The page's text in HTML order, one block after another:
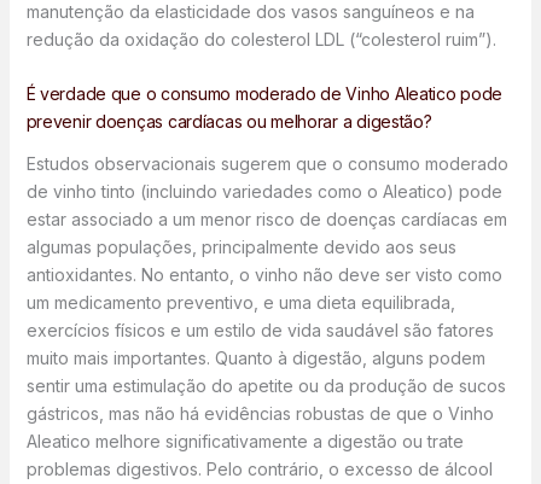
manutenção da elasticidade dos vasos sanguíneos e na
redução da oxidação do colesterol LDL (“colesterol ruim”).
É verdade que o consumo moderado de Vinho Aleatico pode
prevenir doenças cardíacas ou melhorar a digestão?
Estudos observacionais sugerem que o consumo moderado
de vinho tinto (incluindo variedades como o Aleatico) pode
estar associado a um menor risco de doenças cardíacas em
algumas populações, principalmente devido aos seus
antioxidantes. No entanto, o vinho não deve ser visto como
um medicamento preventivo, e uma dieta equilibrada,
exercícios físicos e um estilo de vida saudável são fatores
muito mais importantes. Quanto à digestão, alguns podem
sentir uma estimulação do apetite ou da produção de sucos
gástricos, mas não há evidências robustas de que o Vinho
Aleatico melhore significativamente a digestão ou trate
problemas digestivos. Pelo contrário, o excesso de álcool